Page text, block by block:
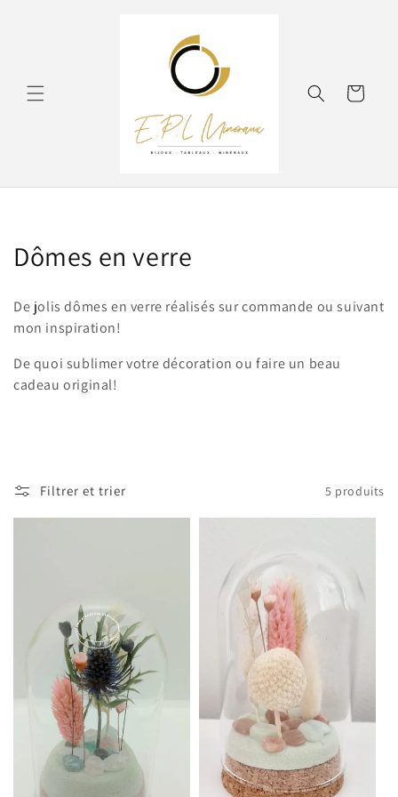
Panier
C
l
l
e
i
Dômes en verre
De jolis dômes en verre réalisés sur commande ou suivant
mon inspiration!
De quoi sublimer votre décoration ou faire un beau
cadeau original!
Filtrer et trier 5 produits